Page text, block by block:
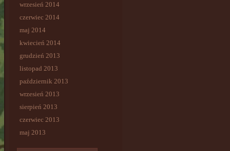
wrzesień 2014
czerwiec 2014
maj 2014
kwiecień 2014
grudzień 2013
listopad 2013
październik 2013
wrzesień 2013
sierpień 2013
czerwiec 2013
maj 2013